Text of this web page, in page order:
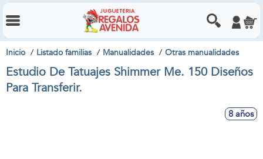
Inicio Listado familias Manualidades Otras manualidades
Estudio De Tatuajes Shimmer Me. 150 Diseños
Para Transferir.
8 años